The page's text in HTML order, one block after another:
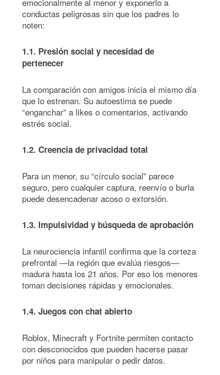
conductas peligrosas sin que los padres lo
noten:
1.1. Presión social y necesidad de
pertenecer
La comparación con amigos inicia el mismo día
que lo estrenan. Su autoestima se puede
“enganchar” a likes o comentarios, activando
estrés social.
1.2. Creencia de privacidad total
Para un menor, su “círculo social” parece
seguro, pero cualquier captura, reenvío o burla
puede desencadenar acoso o extorsión.
1.3. Impulsividad y búsqueda de aprobación
La neurociencia infantil confirma que la corteza
prefrontal —la región que evalúa riesgos—
madura hasta los 21 años. Por eso los menores
toman decisiones rápidas y emocionales.
1.4. Juegos con chat abierto
Roblox, Minecraft y Fortnite permiten contacto
con desconocidos que pueden hacerse pasar
por niños para manipular o pedir datos.